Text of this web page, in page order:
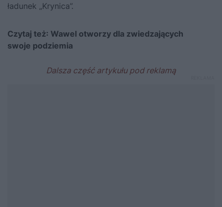
ładunek „Krynica”.
Czytaj też: Wawel otworzy dla zwiedzających
swoje podziemia